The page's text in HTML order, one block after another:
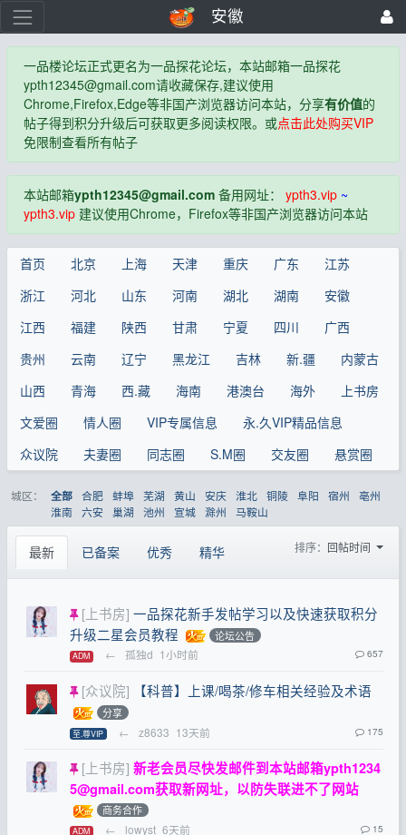
安徽
一品楼论坛正式更名为一品探花论坛，本站邮箱一品探花
ypth12345@gmail.com请收藏保存,建议使用
Chrome,Firefox,Edge等非国产浏览器访问本站，分享有价值的
帖子得到积分升级后可获取更多阅读权限。或点击此处购买VIP
免限制查看所有帖子
本站邮箱ypth12345@gmail.com备用网址： ypth3.vip~
ypth3.vip建议使用Chrome，Firefox等非国产浏览器访问本站
首页 北京 上海 天津 重庆 广东
江苏
浙江
河北 山东 河南 湖北 湖南
安徽
江西
福建 陕西 甘肃 宁夏 四川
广西
贵州
云南 辽宁 黑龙江 吉林 新.疆
内蒙古
山西
青海 西.藏 海南 港澳台 海外
上书房
文爱圈
情人圈 VIP专属信息
永.久VIP精品信息
众议院
夫妻圈 同志圈 S.M圈 交友圈 悬赏圈
城区： 全部 合肥 蚌埠 芜湖 黄山 安庆 淮北 铜陵 阜阳 宿州
亳州
淮南 六安 巢湖 池州 宣城 滁州 马鞍山
最新 已备案 优秀 精华 排序： 回帖时间
[上书房] 一品探花新手发帖学习以及快速获取积分
升级二星会员教程
论坛公告
ADM ← 孤独d 1小时前 657
[众议院] 【科普】上课/喝茶/修车相关经验及术语
分享
至.尊VIP ← z8633 13天前 175
[上书房] 新老会员尽快发邮件到本站邮箱ypth1234
5@gmail.com获取新网址，以防失联进不了网站
商务合作
ADM ← lowyst 6天前 15